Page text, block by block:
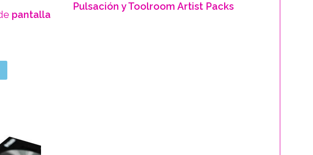
pantalla
Pulsación y Toolroom Artist Packs